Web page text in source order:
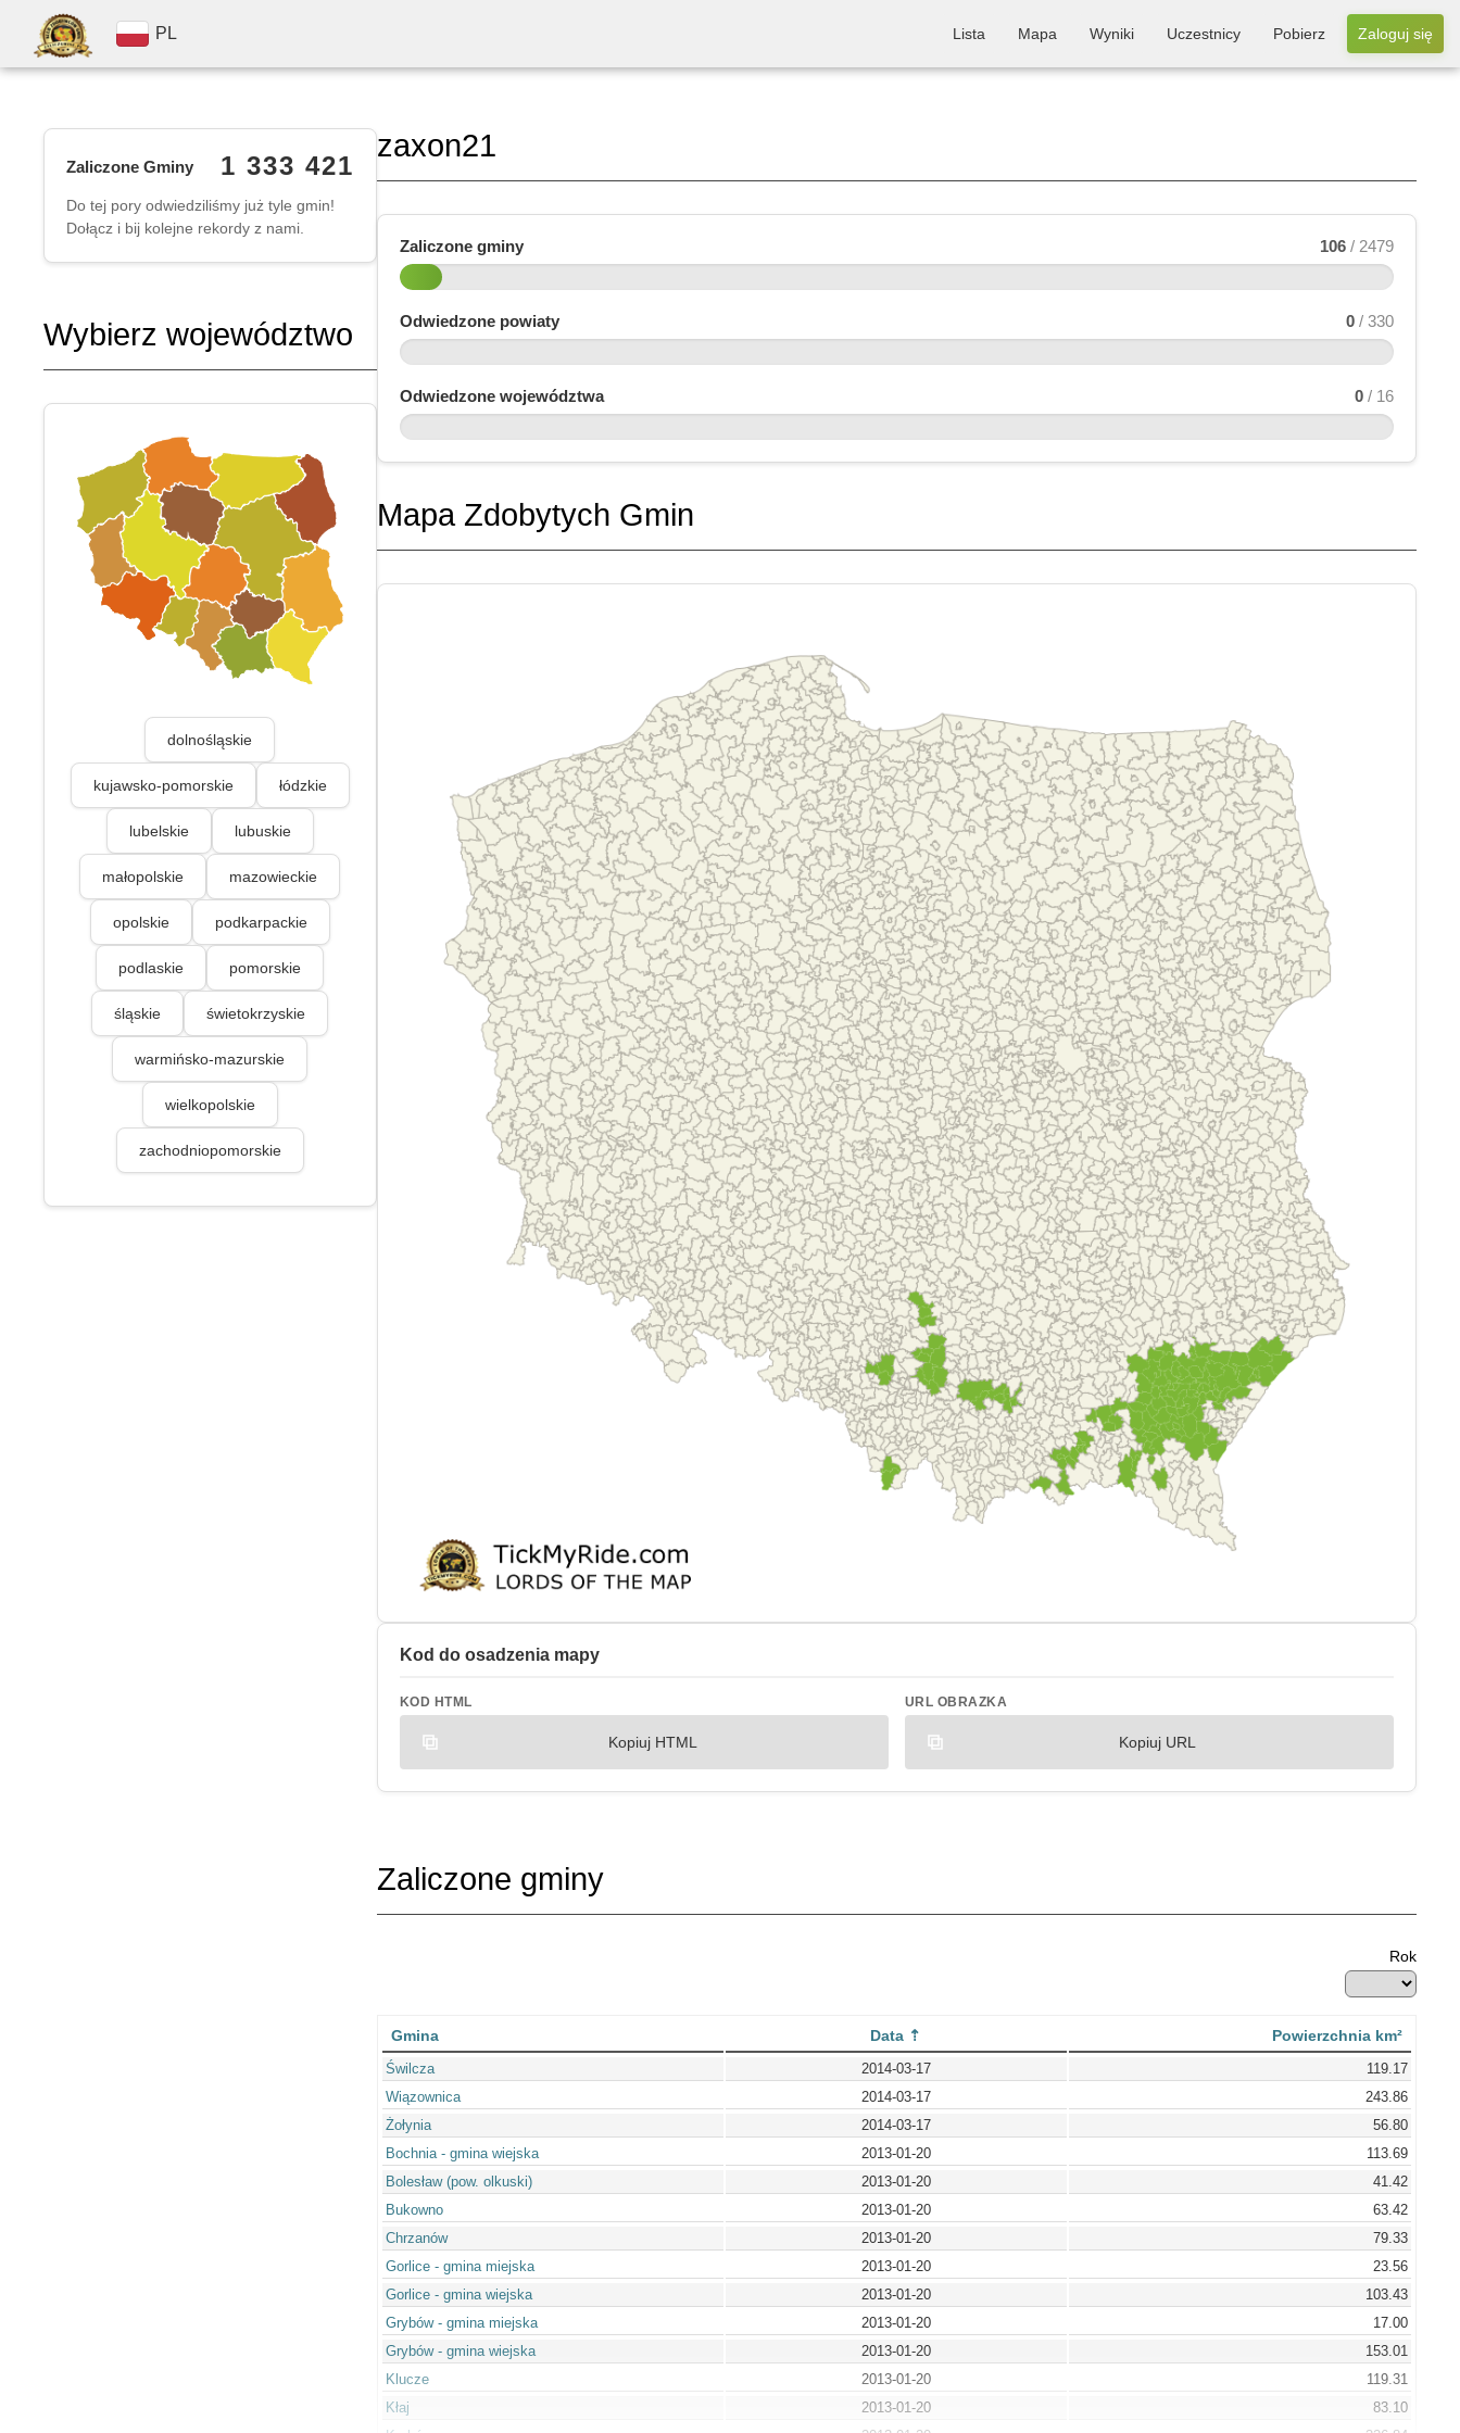
PL Lista Mapa Wyniki Uczestnicy Pobierz Zaloguj się
Zaliczone Gminy 1 333 421
Do tej pory odwiedziliśmy już tyle gmin!
Dołącz i bij kolejne rekordy z nami.
Wybierz województwo
dolnośląskie
kujawsko-pomorskie łódzkie
lubelskie lubuskie
małopolskie mazowieckie
opolskie podkarpackie
podlaskie pomorskie
śląskie świetokrzyskie
warmińsko-mazurskie
wielkopolskie
zachodniopomorskie
zaxon21
Zaliczone gminy 106 / 2479
Odwiedzone powiaty 0 / 330
Odwiedzone województwa 0 / 16
Mapa Zdobytych Gmin
Kod do osadzenia mapy
KOD HTML
Kopiuj HTML
URL OBRAZKA
Kopiuj URL
Zaliczone gminy
Rok
Gmina Data Powierzchnia km²
Świlcza 2014-03-17
119.17
Wiązownica
2014-03-17
243.86
Żołynia
2014-03-17
56.80
Bochnia - gmina wiejska
2013-01-20
113.69
Bolesław (pow. olkuski)
2013-01-20
41.42
Bukowno
2013-01-20
63.42
Chrzanów
2013-01-20
79.33
Gorlice - gmina miejska
2013-01-20
23.56
Gorlice - gmina wiejska
2013-01-20
103.43
Grybów - gmina miejska
2013-01-20
17.00
Grybów - gmina wiejska
2013-01-20
153.01
Klucze
2013-01-20
119.31
Kłaj
2013-01-20
83.10